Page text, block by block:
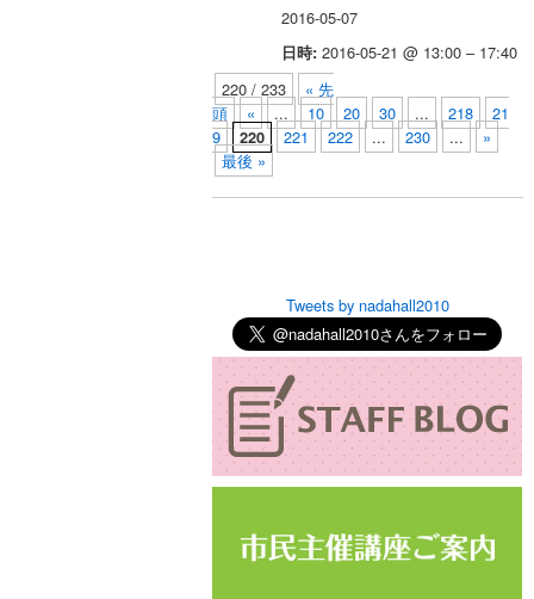
2016-05-07
日時: 2016-05-21 @ 13:00 – 17:40
220 / 233
« 先
頭
« ... 10 20 30 ... 218
21
9
220 221 222 ... 230 ...
»
最後 »
Tweets by nadahall2010